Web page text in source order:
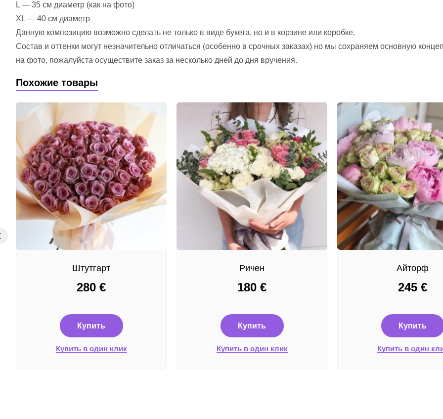
L — 35 см диаметр (как на фото)
XL — 40 см диаметр
Данную композицию возможно сделать не только в виде букета, но и в корзине или коробке.
Состав и оттенки могут незначительно отличаться (особенно в срочных заказах) но мы сохраняем основную
на фото, пожалуйста осуществите заказ за несколько дней до дня вручения.
Похожие товары
Штутгарт
280 €
Купить
Купить в один клик
Ричен
180 €
Купить
Купить в один клик
Айторф
245 €
Купить
Купить в один